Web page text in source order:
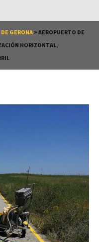
GERONA>AEROPUERTO DE
HORIZONTAL,